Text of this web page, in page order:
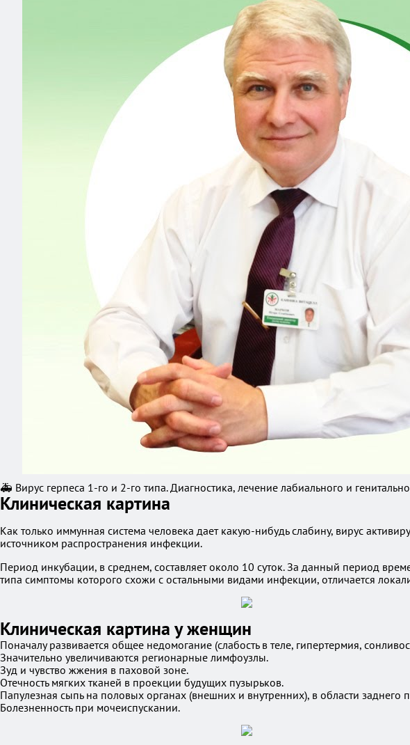
🚑 Вирус герпеса 1-го и 2-го типа. Диагностика, лечение лабиального и
Клиническая картина
Как только иммунная система человека дает какую-нибудь слабину, вирус
источником распространения инфекции.
Период инкубации, в среднем, составляет около 10 суток. За данный период
типа симптомы которого схожи с остальными видами инфекции, отличается
Клиническая картина у женщин
Поначалу развивается общее недомогание (слабость в теле, гипертермия,
Значительно увеличиваются регионарные лимфоузлы.
Зуд и чувство жжения в паховой зоне.
Отечность мягких тканей в проекции будущих пузырьков.
Папулезная сыпь на половых органах (внешних и внутренних), в области
Болезненность при мочеиспускании.